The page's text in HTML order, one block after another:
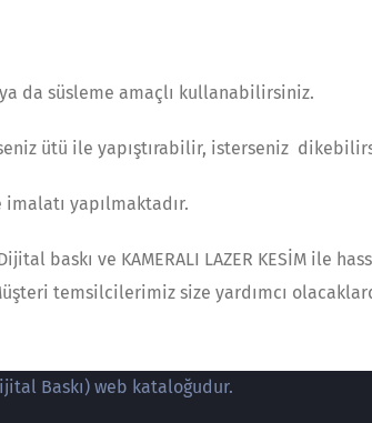
da süsleme amaçlı kullanabilirsiniz.
ütü ile yapıştırabilir, isterseniz
yapılmaktadır.
baskı ve KAMERALI LAZER KESİM ile
temsilcilerimiz size yardımcı
Baskı) web kataloğudur.